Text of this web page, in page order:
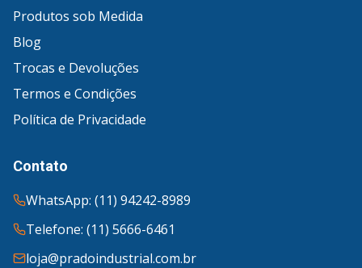
Produtos sob Medida
Blog
Trocas e Devoluções
Termos e Condições
Política de Privacidade
Contato
WhatsApp: (11) 94242-8989
Telefone: (11) 5666-6461
loja@pradoindustrial.com.br